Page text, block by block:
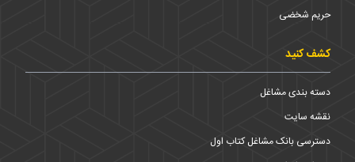
حریم شخضی
کشف کنید
دسته بندی مشاغل
نقشه سایت
دسترسی بانک مشاغل کتاب اول